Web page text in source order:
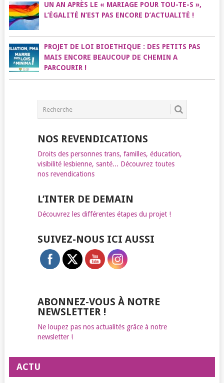
UN AN APRÈS LE « MARIAGE POUR TOU-TE-S »,
L’ÉGALITÉ N’EST PAS ENCORE D’ACTUALITÉ !
PROJET DE LOI BIOETHIQUE : DES PETITS PAS
MAIS ENCORE BEAUCOUP DE CHEMIN A
PARCOURIR !
NOS REVENDICATIONS
Droits des personnes trans, familles, éducation,
visibilité lesbienne, santé... Découvrez toutes
nos revendications
L’INTER DE DEMAIN
Découvrez les différentes étapes du projet !
SUIVEZ-NOUS ICI AUSSI
ABONNEZ-VOUS À NOTRE
NEWSLETTER !
Ne loupez pas nos actualités grâce à notre
newsletter !
ACTU